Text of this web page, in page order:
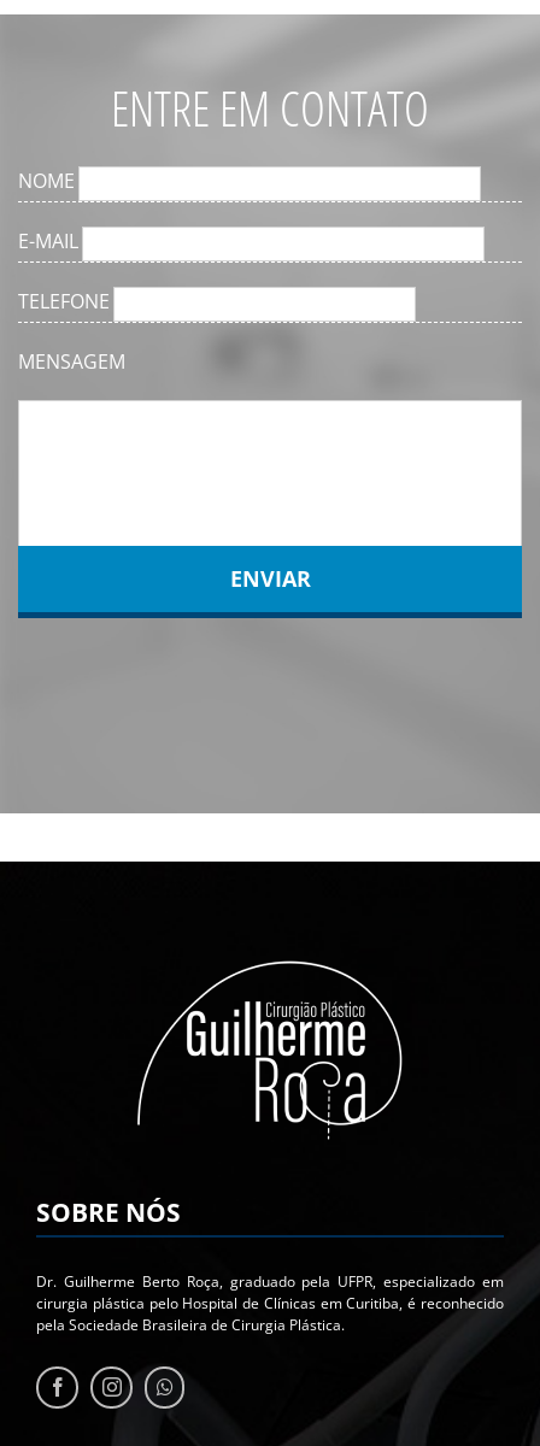
ENTRE EM CONTATO
NOME
E-MAIL
TELEFONE
MENSAGEM
SOBRE NÓS
Dr. Guilherme Berto Roça, graduado pela UFPR, especializado em
cirurgia plástica pelo Hospital de Clínicas em Curitiba, é reconhecido
pela Sociedade Brasileira de Cirurgia Plástica.